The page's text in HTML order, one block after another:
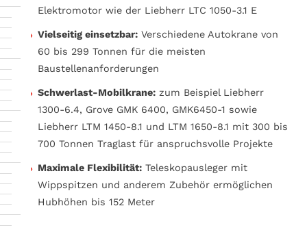
Elektromotor wie der Liebherr LTC 1050-3.1 E
Vielseitig einsetzbar: Verschiedene Autokrane von
60 bis 299 Tonnen für die meisten
Baustellenanforderungen
Schwerlast-Mobilkrane: zum Beispiel Liebherr
1300-6.4, Grove GMK 6400, GMK6450-1 sowie
Liebherr LTM 1450-8.1 und LTM 1650-8.1 mit 300 bis
700 Tonnen Traglast für anspruchsvolle Projekte
Maximale Flexibilität: Teleskopausleger mit
Wippspitzen und anderem Zubehör ermöglichen
Hubhöhen bis 152 Meter